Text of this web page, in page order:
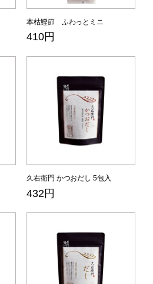
本枯鰹節 ふわっとミニ
410円
久右衛門 かつおだし 5包入
432円